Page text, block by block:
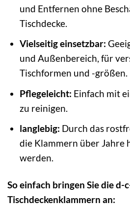
und Entfernen ohne
Tischdecke.
Vielseitig einsetzbar:
und Außenbereich, für
Tischformen und -größen.
Pflegeleicht: Einfach mit
zu reinigen.
langlebig: Durch das
die Klammern über Jahre
werden.
So einfach bringen Sie die d-
Tischdeckenklammern an: